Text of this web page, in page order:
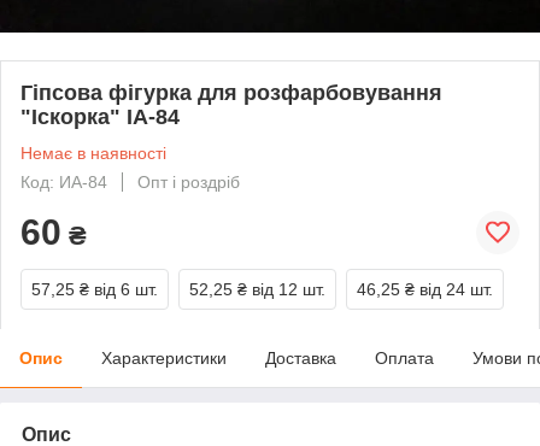
Гіпсова фігурка для розфарбовування
"Іскорка" ІА-84
Немає в наявності
Код: ИА-84
Опт і роздріб
60 ₴
57,25 ₴ від 6 шт. 52,25 ₴ від 12 шт. 46,25 ₴ від 24 шт.
Опис Характеристики Доставка Оплата Умови
Опис